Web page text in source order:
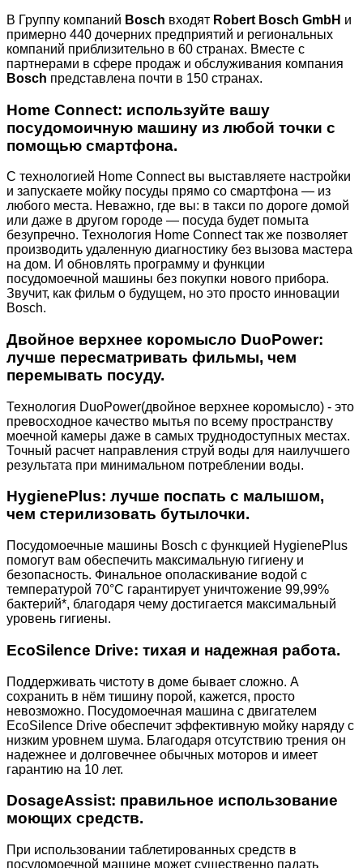
В Группу компаний Bosch входят Robert Bosch GmbH и
примерно 440 дочерних предприятий и региональных
компаний приблизительно в 60 странах. Вместе с
партнерами в сфере продаж и обслуживания компания
Bosch представлена почти в 150 странах.
Home Connect: используйте вашу
посудомоичную машину из любой точки с
помощью смартфона.
С технологией Home Connect вы выставляете настройки
и запускаете мойку посуды прямо со смартфона — из
любого места. Неважно, где вы: в такси по дороге домой
или даже в другом городе — посуда будет помыта
безупречно. Технология Home Connect так же позволяет
производить удаленную диагностику без вызова мастера
на дом. И обновлять программу и функции
посудомоечной машины без покупки нового прибора.
Звучит, как фильм о будущем, но это просто инновации
Bosch.
Двойное верхнее коромысло DuoPower:
лучше пересматривать фильмы, чем
перемывать посуду.
Технология DuoPower(двойное верхнее коромысло) - это
превосходное качество мытья по всему пространству
моечной камеры даже в самых труднодоступных местах.
Точный расчет направления струй воды для наилучшего
результата при минимальном потреблении воды.
HygienePlus: лучше поспать с малышом,
чем стерилизовать бутылочки.
Посудомоечные машины Bosch с функцией HygienePlus
помогут вам обеспечить максимальную гигиену и
безопасность. Финальное ополаскивание водой с
температурой 70°C гарантирует уничтожение 99,99%
бактерий*, благодаря чему достигается максимальный
уровень гигиены.
EcoSilence Drive: тихая и надежная работа.
Поддерживать чистоту в доме бывает сложно. А
сохранить в нём тишину порой, кажется, просто
невозможно. Посудомоечная машина с двигателем
EcoSilence Drive обеспечит эффективную мойку наряду с
низким уровнем шума. Благодаря отсутствию трения он
надежнее и долговечнее обычных моторов и имеет
гарантию на 10 лет.
DosageAssist: правильное использование
моющих средств.
При использовании таблетированных средств в
посудомоечной машине может существенно падать